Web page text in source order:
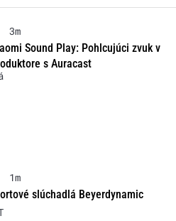
3m
Sound Play: Pohlcujúci zvuk v
s Auracast
1m
slúchadlá Beyerdynamic